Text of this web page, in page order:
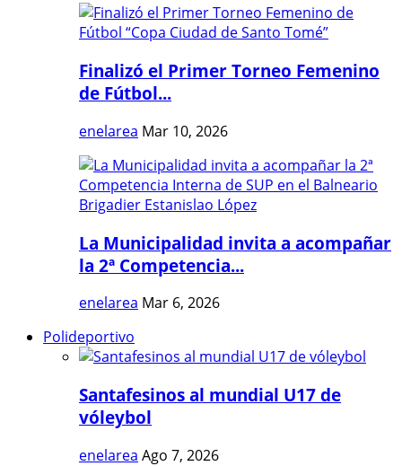
Finalizó el Primer Torneo Femenino
de Fútbol...
enelarea Mar 10, 2026
La Municipalidad invita a acompañar
la 2ª Competencia...
enelarea Mar 6, 2026
Polideportivo
Santafesinos al mundial U17 de
vóleybol
enelarea Ago 7, 2026